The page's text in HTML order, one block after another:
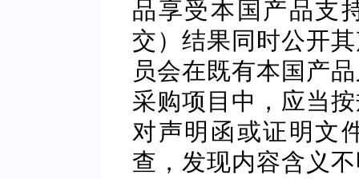
品享受本国产品支
交）结果同时公开
员会在既有本国产
采购项目中，应当
对声明函或证明文
查，发现内容含义